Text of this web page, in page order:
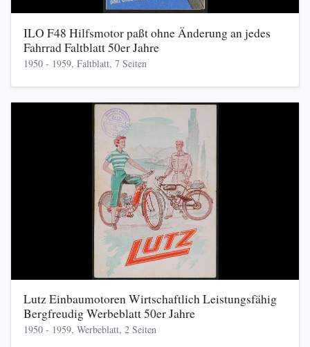
ILO F48 Hilfsmotor paßt ohne Änderung an jedes
Fahrrad Faltblatt 50er Jahre
1950 - 1959, Faltblatt, 7 Seiten
Lutz Einbaumotoren Wirtschaftlich Leistungsfähig
Bergfreudig Werbeblatt 50er Jahre
1950 - 1959, Werbeblatt, 2 Seiten